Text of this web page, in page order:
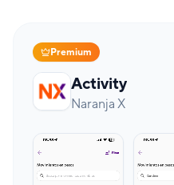
Premium
Activity
Naranja X